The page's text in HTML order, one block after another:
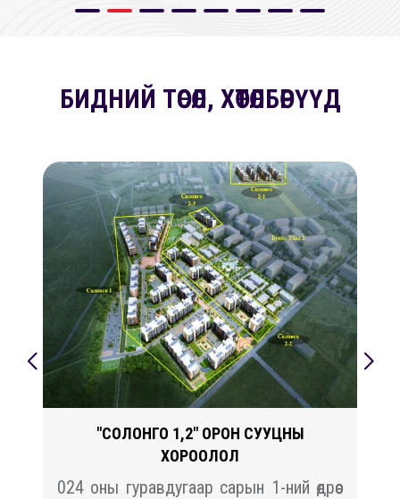
БИДНИЙ ТӨСӨЛ, ХӨТӨЛБӨРҮҮД
"СОЛОНГО 1,2" ОРОН СУУЦНЫ
ХОРООЛОЛ
024 оны гуравдугаар сарын 1-ний өдрөөс